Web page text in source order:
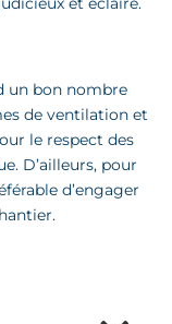
un bon nombre
de ventilation et
le respect des
D’ailleurs, pour
d’engager